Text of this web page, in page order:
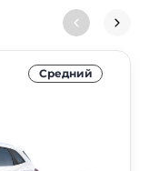
Средний